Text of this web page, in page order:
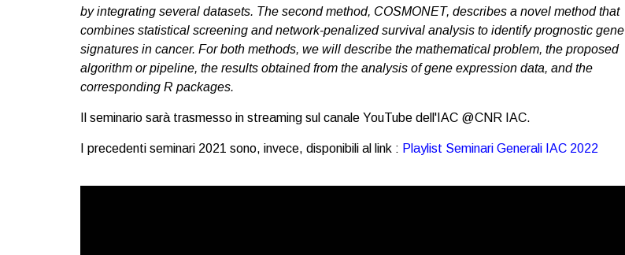
by integrating several datasets. The second method, COSMONET, describes a novel method that
combines statistical screening and network-penalized survival analysis to identify prognostic gene
signatures in cancer. For both methods, we will describe the mathematical problem, the proposed
algorithm or pipeline, the results obtained from the analysis of gene expression data, and the
corresponding R packages.
Il seminario sarà trasmesso in streaming sul canale YouTube dell'IAC @CNR IAC.
I precedenti seminari 2021 sono, invece, disponibili al link : Playlist Seminari Generali IAC 2022